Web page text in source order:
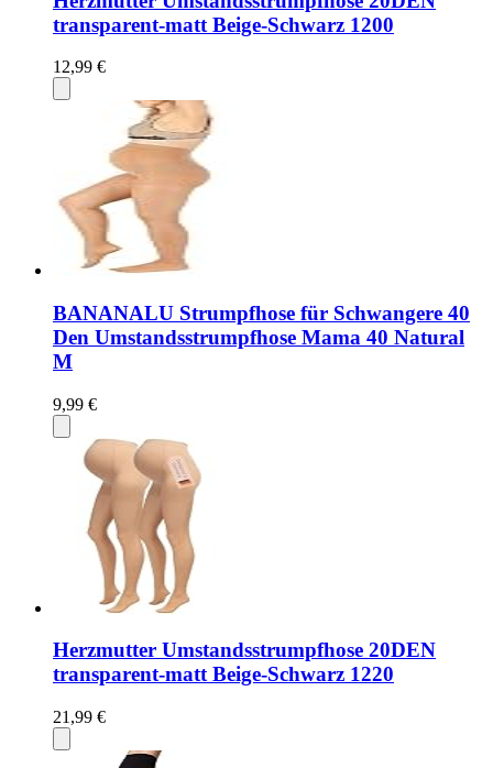
transparent-matt Beige-Schwarz 1200
12,99 €
BANANALU Strumpfhose für Schwangere 40
Den Umstandsstrumpfhose Mama 40 Natural
M
9,99 €
Herzmutter Umstandsstrumpfhose 20DEN
transparent-matt Beige-Schwarz 1220
21,99 €